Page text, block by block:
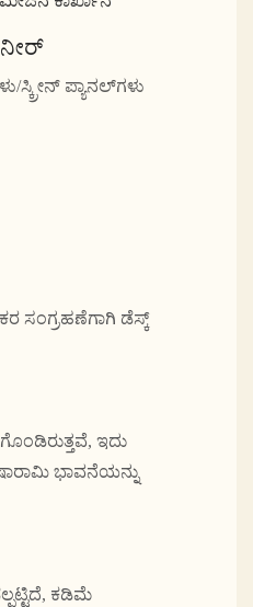
ಸ್ಕ್ರೀನ್ ಪ್ಯಾನಲ್‌ಗಳು
ಸಂಗ್ರಹಣೆಗಾಗಿ ಡೆಸ್ಕ್
ಇದು
ಭಾವನೆಯನ್ನು
ಕಡಿಮೆ